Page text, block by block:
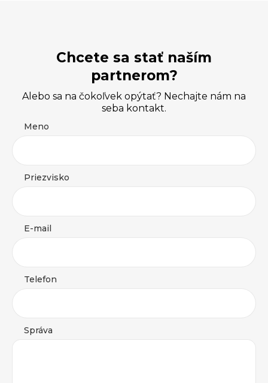
Chcete sa stať naším
partnerom?
Alebo sa na čokoľvek opýtať? Nechajte nám na
seba kontakt.
Meno
Priezvisko
E-mail
Telefon
Správa